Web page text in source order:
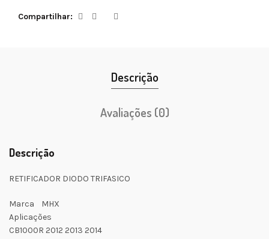
Compartilhar
Descrição
Avaliações (0)
Descrição
RETIFICADOR DIODO TRIFASICO
Marca MHX
Aplicações
CB1000R 2012 2013 2014